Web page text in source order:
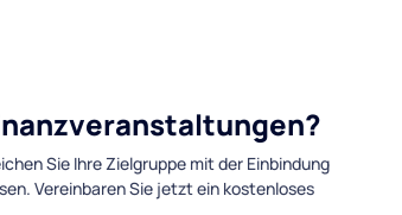
Sie Ihre Zielgruppe mit der Einbindung
Vereinbaren Sie jetzt ein kostenloses